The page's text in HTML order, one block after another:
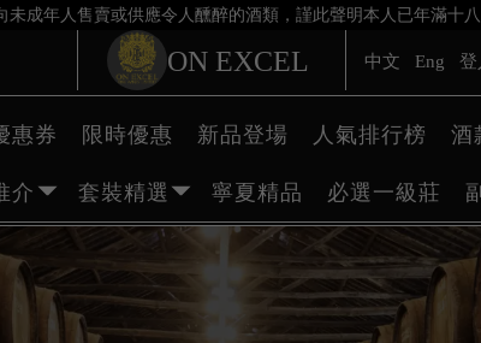
未成年人售賣或供應令人醺醉的酒類，謹此聲明本人已年滿十
ON EXCEL 中文 Eng 登
惠券 限時優惠 新品登場 人氣排行榜 酒
介 套裝精選 寧夏精品 必選一級莊